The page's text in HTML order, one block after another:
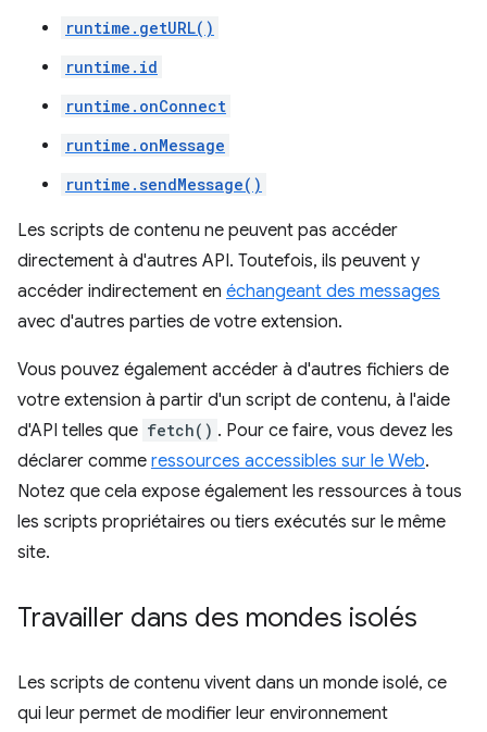
runtime.getURL()
runtime.id
runtime.onConnect
runtime.onMessage
runtime.sendMessage()
Les scripts de contenu ne peuvent pas accéder
directement à d'autres API. Toutefois, ils peuvent y
accéder indirectement en échangeant des messages
avec d'autres parties de votre extension.
Vous pouvez également accéder à d'autres fichiers de
votre extension à partir d'un script de contenu, à l'aide
d'API telles que fetch() . Pour ce faire, vous devez les
déclarer comme ressources accessibles sur le Web.
Notez que cela expose également les ressources à tous
les scripts propriétaires ou tiers exécutés sur le même
site.
Travailler dans des mondes isolés
Les scripts de contenu vivent dans un monde isolé, ce
qui leur permet de modifier leur environnement